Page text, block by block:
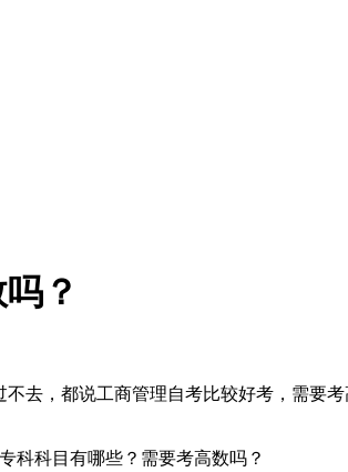
？
去，都说工商管理自考比较好考，需要